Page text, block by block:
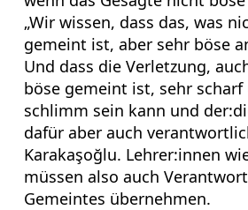
„Wir wissen, dass das, was
gemeint ist, aber sehr böse
Und dass die Verletzung,
böse gemeint ist, sehr scharf
schlimm sein kann und
dafür aber auch
Karakaşoğlu. Lehrer:innen
müssen also auch
Gemeintes übernehmen.